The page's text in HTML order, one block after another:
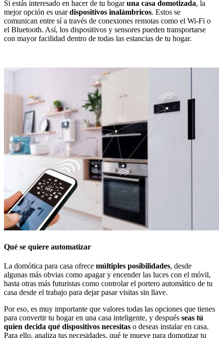
Si estás interesado en hacer de tu hogaruna casa domotizada, la
mejor opción es usardispositivos inalámbricos. Estos se
comunican entre sí a través de conexiones remotas como el Wi-Fi o
el Bluetooth. Así, los dispositivos y sensores pueden transportarse
con mayor facilidad dentro de todas las estancias de tu hogar.
Qué se quiere automatizar
La domótica para casa ofrece múltiples posibilidades, desde
algunas más obvias como apagar y encender las luces con el móvil,
hasta otras más futuristas como controlar el portero automático de tu
casa desde el trabajo para dejar pasar visitas sin llave.
Por eso, es muy importante que valores todas las opciones que tienes
para convertir tu hogar en una casa inteligente, y después seas tú
quien decida qué dispositivos necesitas o deseas instalar en casa.
Para ello, analiza tus necesidades, qué te mueve para domotizar tu